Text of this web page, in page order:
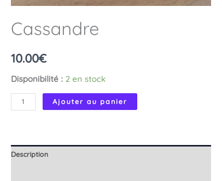
Cassandre
10.00€
Disponibilité : 2 en stock
quantité
de
Ajouter au panier
Description